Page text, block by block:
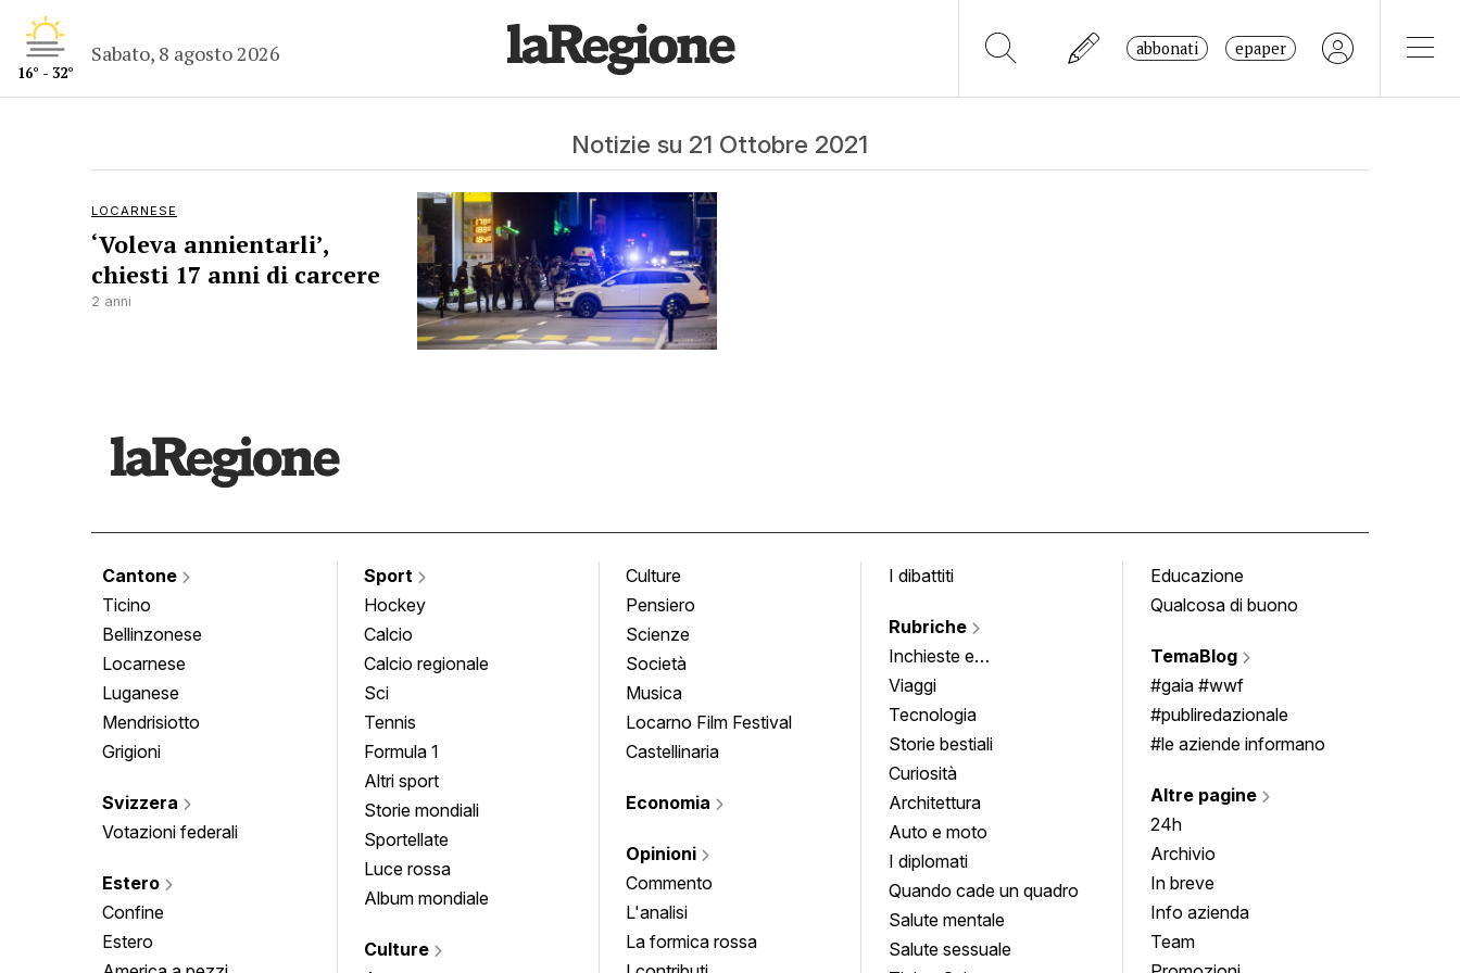
16° - 32°
Sabato, 8 agosto 2026 abbonati epaper
Notizie su 21 Ottobre 2021
LOCARNESE
‘Voleva annientarli’,
chiesti 17 anni di carcere
2 anni
Cantone
Ticino
Bellinzonese
Locarnese
Luganese
Mendrisiotto
Grigioni
Svizzera
Votazioni federali
Estero
Confine
Estero
Sport
Hockey
Calcio
Calcio regionale
Sci
Tennis
Formula 1
Altri sport
Storie mondiali
Sportellate
Luce rossa
Album mondiale
Culture
Culture
Pensiero
Scienze
Società
Musica
Locarno Film Festival
Castellinaria
Economia
Opinioni
Commento
L'analisi
La formica rossa
I dibattiti
Rubriche
Inchieste e
approfondimenti
Viaggi
Tecnologia
Storie bestiali
Curiosità
Architettura
Auto e moto
I diplomati
Quando cade un quadro
Salute mentale
Salute sessuale
Educazione
Qualcosa di buono
TemaBlog
#gaia #wwf
#publiredazionale
#le aziende informano
Altre pagine
24h
Archivio
In breve
Info azienda
Team